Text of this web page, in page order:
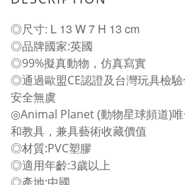
◎尺寸: L 13 W 7 H 13 cm
◎品牌國家:英國
◎99%擬真動物，仿真寫實
◎通過歐盟CE認證及台灣玩具檢驗
安全無虞
◎Animal Planet (動物星球頻道)
和教具，兼具藝術收藏價值
◎材質:PVC塑膠
◎適用年齡:3歲以上